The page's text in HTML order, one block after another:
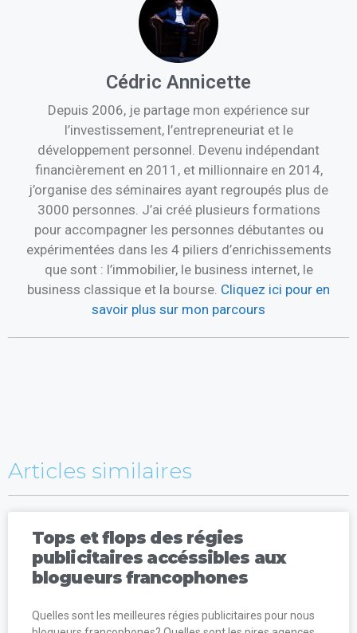
Cédric Annicette
Depuis 2006, je partage mon expérience sur
l’investissement, l’entrepreneuriat et le
développement personnel. Devenu indépendant
financièrement en 2011, et millionnaire en 2014,
j’organise des séminaires ayant regroupés plus de
3000 personnes. J’ai créé plusieurs formations
pour accompagner les personnes débutantes ou
expérimentées dans les 4 piliers d’enrichissements
que sont : l’immobilier, le business internet, le
business classique et la bourse. Cliquez ici pour en
savoir plus sur mon parcours
Articles similaires
Tops et flops des régies
publicitaires accéssibles aux
blogueurs francophones
Quelles sont les meilleures régies publicitaires pour nous